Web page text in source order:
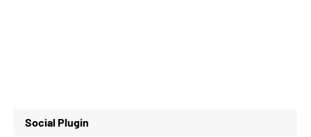
Social Plugin